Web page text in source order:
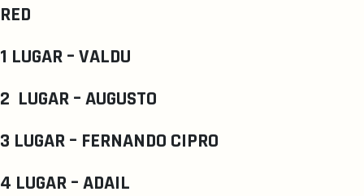
RED
1 LUGAR – VALDU
2 LUGAR – AUGUSTO
3 LUGAR – FERNANDO CIPRO
4 LUGAR – ADAIL